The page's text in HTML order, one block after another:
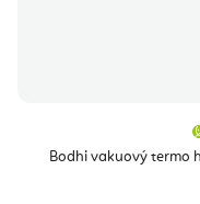
Bodhi vakuový termo